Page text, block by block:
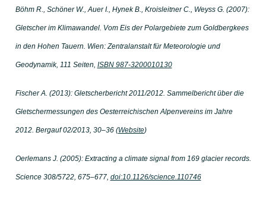
Böhm R., Schöner W., Auer I., Hynek B., Kroisleitner C., Weyss G. (2007):
Gletscher im Klimawandel. Vom Eis der Polargebiete zum Goldbergkees
in den Hohen Tauern. Wien: Zentralanstalt für Meteorologie und
Geodynamik, 111 Seiten, ISBN 987-3200010130
Fischer A. (2013): Gletscherbericht 2011/2012. Sammelbericht über die
Gletschermessungen des Oesterreichischen Alpenvereins im Jahre
2012. Bergauf 02/2013, 30–36 (Website)
Oerlemans J. (2005): Extracting a climate signal from 169 glacier records.
Science 308/5722, 675–677, doi:10.1126/science.110746